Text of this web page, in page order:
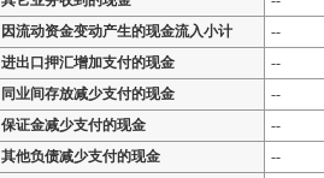
因流动资金变动产生的现金流入小计
--
进出口押汇增加支付的现金
--
同业间存放减少支付的现金
--
保证金减少支付的现金
--
其他负债减少支付的现金
--